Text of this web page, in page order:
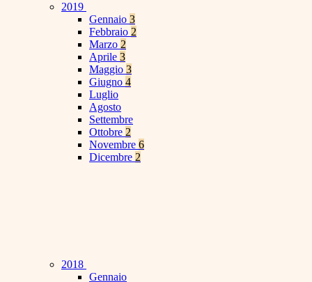
2019
Gennaio 3
Febbraio 2
Marzo 2
Aprile 3
Maggio 3
Giugno 4
Luglio
Agosto
Settembre
Ottobre 2
Novembre 6
Dicembre 2
2018
Gennaio